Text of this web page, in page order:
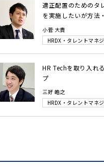
適正配置のためのタ
を実施したいが方法
小菅 大貴
HRDX・タレントマネ
HR Techを取り入れ
プ
三好 皓之
HRDX・タレントマネ